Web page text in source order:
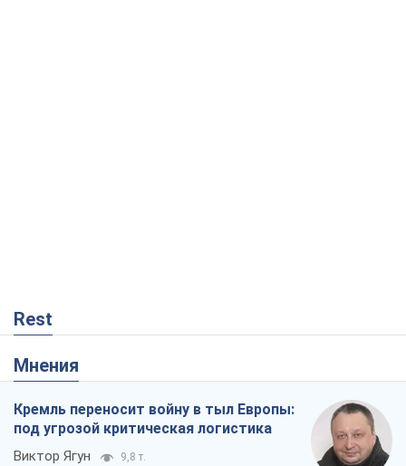
Rest
Мнения
Кремль переносит войну в тыл Европы:
под угрозой критическая логистика
Виктор Ягун 9,8 т.